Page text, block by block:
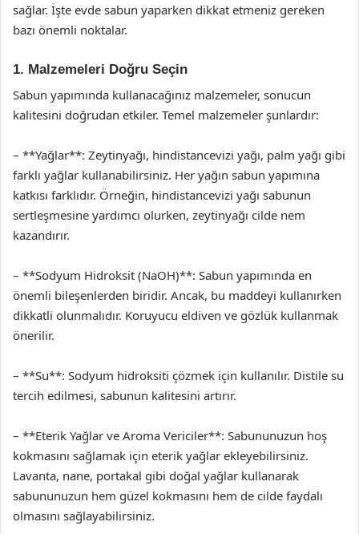
sağlar. İşte evde sabun yaparken dikkat etmeniz gereken
bazı önemli noktalar.
1. Malzemeleri Doğru Seçin
Sabun yapımında kullanacağınız malzemeler, sonucun
kalitesini doğrudan etkiler. Temel malzemeler şunlardır:
– **Yağlar**: Zeytinyağı, hindistancevizi yağı, palm yağı gibi
farklı yağlar kullanabilirsiniz. Her yağın sabun yapımına
katkısı farklıdır. Örneğin, hindistancevizi yağı sabunun
sertleşmesine yardımcı olurken, zeytinyağı cilde nem
kazandırır.
– **Sodyum Hidroksit (NaOH)**: Sabun yapımında en
önemli bileşenlerden biridir. Ancak, bu maddeyi kullanırken
dikkatli olunmalıdır. Koruyucu eldiven ve gözlük kullanmak
önerilir.
– **Su**: Sodyum hidroksiti çözmek için kullanılır. Distile su
tercih edilmesi, sabunun kalitesini artırır.
– **Eterik Yağlar ve Aroma Vericiler**: Sabununuzun hoş
kokmasını sağlamak için eterik yağlar ekleyebilirsiniz.
Lavanta, nane, portakal gibi doğal yağlar kullanarak
sabununuzun hem güzel kokmasını hem de cilde faydalı
olmasını sağlayabilirsiniz.